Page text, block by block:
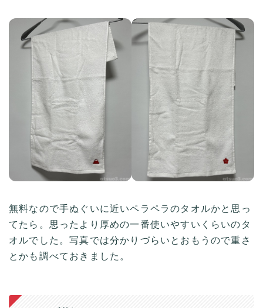
無料なので手ぬぐいに近いペラペラのタオルかと思っ
てたら。思ったより厚めの一番使いやすいくらいのタ
オルでした。写真では分かりづらいとおもうので重さ
とかも調べておきました。